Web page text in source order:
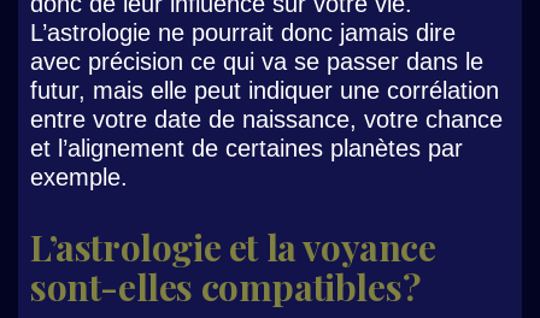
L’astrologie ne pourrait donc jamais dire
avec précision ce qui va se passer dans le
futur, mais elle peut indiquer une corrélation
entre votre date de naissance, votre chance
et l’alignement de certaines planètes par
exemple.
L’astrologie et la voyance
sont-elles compatibles ?